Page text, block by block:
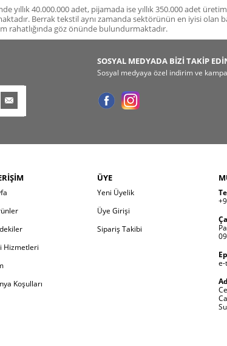
40.000.000 adet, pijamada ise yıllık 350.000 adet
Berrak tekstil aynı zamanda sektörünün en iyisi olan
rahatlığında göz önünde bulundurmaktadır.
SOSYAL MEDYADA BİZİ TAKİP
Sosyal medyaya özel indirim ve
Hizmetleri
Koşulları
ÜYE
Yeni Üyelik
Üye Girişi
Sipariş Takibi